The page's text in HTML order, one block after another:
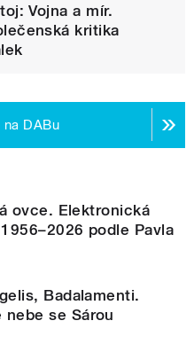
Vojna a mír.
kritika
DABu
ovce. Elektronická
podle Pavla
Badalamenti.
nebe se Sárou